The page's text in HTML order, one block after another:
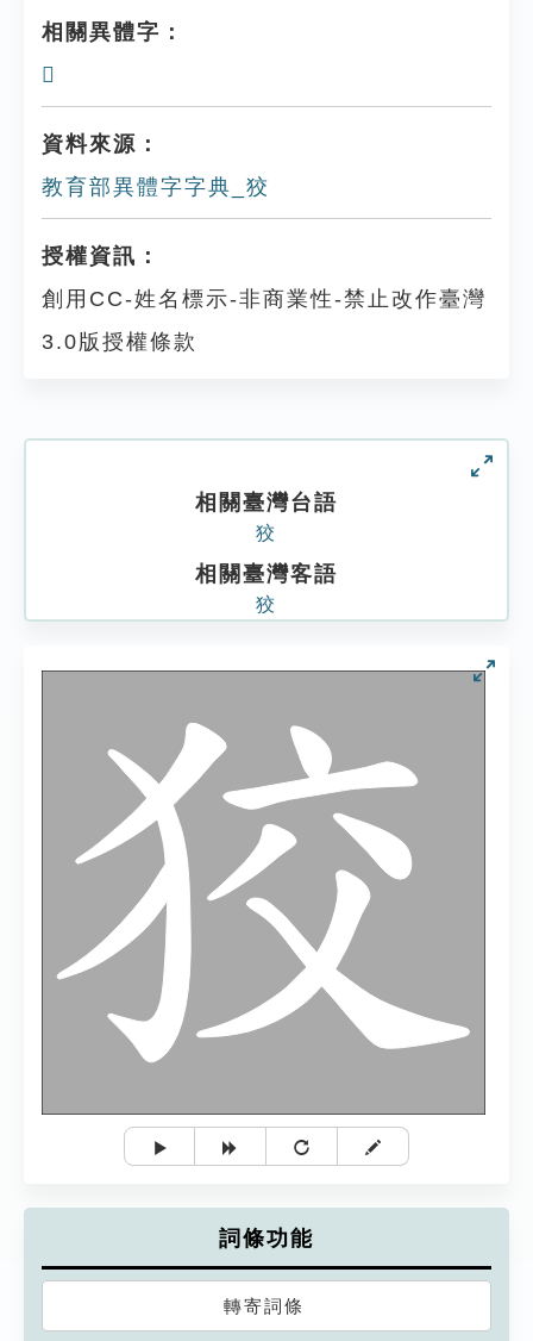
相關異體字：
𤟋
資料來源：
教育部異體字字典_狡
授權資訊：
創用CC-姓名標示-非商業性-禁止改作臺灣
3.0版授權條款
相關臺灣台語
狡
相關臺灣客語
狡
詞條功能
轉寄詞條